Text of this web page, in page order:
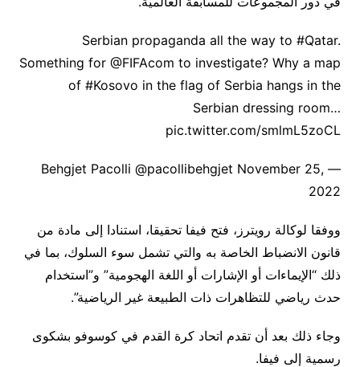
Serbian propaganda all the way to #Qatar.
Something for @FIFAcom to investigate? Why a map
of #Kosovo in the flag of Serbia hangs in the
Serbian dressing room…
pic.twitter.com/smlmL5zoCL
— Behgjet Pacolli @pacollibehgjet November 25,
2022
ووفقا لوكالة رويترز، فتح فيفا تحقيقا، استنادا إلى مادة من
قانون الانضباط الخاصة به والتي تشمل سوء السلوك، بما في
ذلك “الإيماءات أو الإشارات أو اللغة الهجومية” و”استخدام
حدث رياضي للتظاهرات ذات الطبيعة غير الرياضية”.
وجاء ذلك بعد أن تقدم اتحاد كرة القدم في كوسوفو بشكوى
رسمية إلى فيفا.